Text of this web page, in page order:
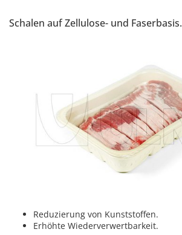
Schalen auf Zellulose- und Faserbasis.
Reduzierung von Kunststoffen.
Erhöhte Wiederverwertbarkeit.